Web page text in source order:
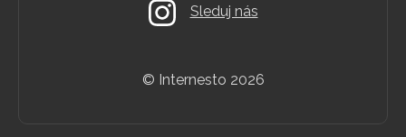
Sleduj nás
© Internesto 2026